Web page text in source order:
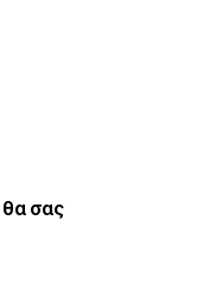
σας